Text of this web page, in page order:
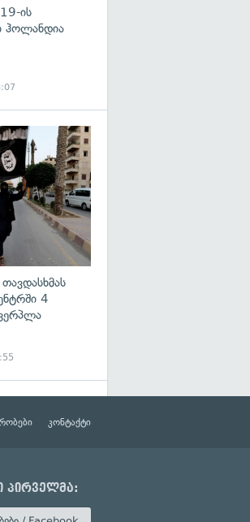
ის
ჰოლანდია
4
კონტაქტი
პირველმა: